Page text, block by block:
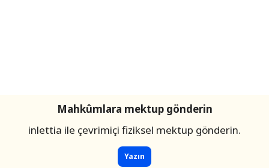
Mahkûmlara mektup gönderin
inlettia ile çevrimiçi fiziksel mektup gönderin.
Yazın